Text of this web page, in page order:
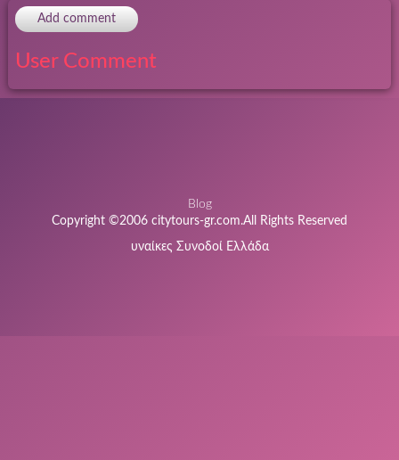
Add comment
User Comment
Blog
Copyright ©2006 citytours-gr.com.All Rights Reserved
υναίκες Συνοδοί Ελλάδα